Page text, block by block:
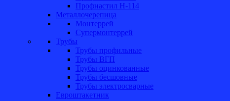
Профнастил Н-114
Металлочерепица
Монтеррей
Супермонтеррей
Трубы
Трубы профильные
Трубы ВГП
Трубы оцинкованные
Трубы бесшовные
Трубы электросварные
Евроштакетник